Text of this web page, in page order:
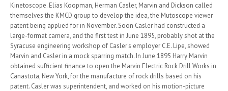
Kinetoscope. Elias Koopman, Herman Casler, Marvin and Dickson called
themselves the KMCD group to develop the idea, the Mutoscope viewer
patent being applied for in November. Soon Casler had constructed a
large-format camera, and the first test in June 1895, probably shot at the
Syracuse engineering workshop of Casler's employer C.E. Lipe, showed
Marvin and Casler in a mock sparring match. In June 1895 Harry Marvin
obtained sufficient finance to open the Marvin Electric Rock Drill Works in
Canastota, New York, for the manufacture of rock drills based on his
patent. Casler was superintendent, and worked on his motion-picture